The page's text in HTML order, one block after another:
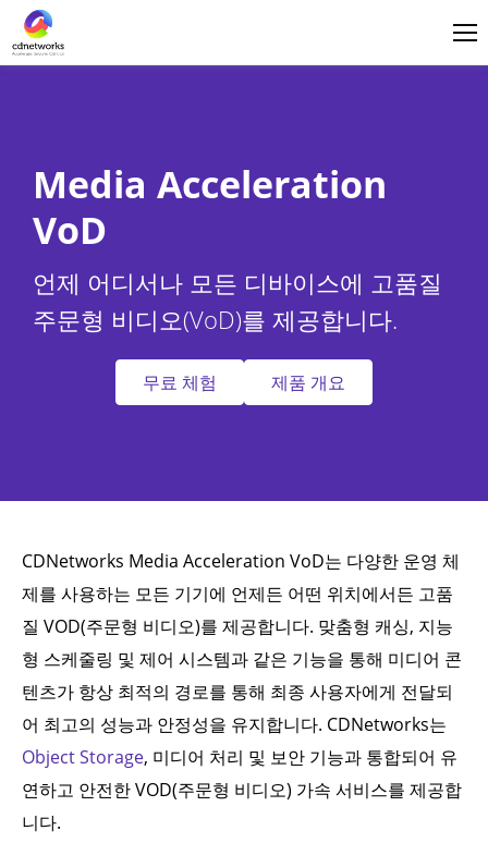
Media Acceleration
VoD
언제 어디서나 모든 디바이스에 고품질
주문형 비디오(VoD)를 제공합니다.
무료 체험 제품 개요
CDNetworks Media Acceleration VoD는 다양한 운영 체
제를 사용하는 모든 기기에 언제든 어떤 위치에서든 고품
질 VOD(주문형 비디오)를 제공합니다. 맞춤형 캐싱, 지능
형 스케줄링 및 제어 시스템과 같은 기능을 통해 미디어 콘
텐츠가 항상 최적의 경로를 통해 최종 사용자에게 전달되
어 최고의 성능과 안정성을 유지합니다. CDNetworks는
Object Storage, 미디어 처리 및 보안 기능과 통합되어 유
연하고 안전한 VOD(주문형 비디오) 가속 서비스를 제공합
니다.